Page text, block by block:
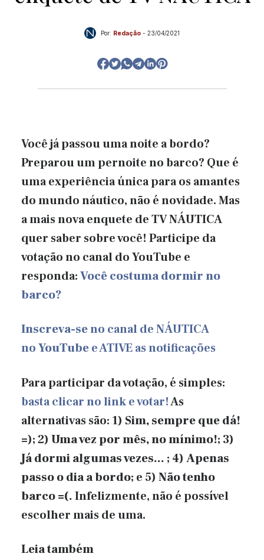
Por: Redação - 23/04/2021
Você já passou uma noite a bordo?
Preparou um pernoite no barco? Que é
uma experiência única para os amantes
do mundo náutico, não é novidade. Mas
a mais nova enquete de TV NÁUTICA
quer saber sobre você! Participe da
votação no canal do YouTube e
responda:Você costuma dormir no
barco?
Inscreva-seno canal de NÁUTICA
noYouTubee ATIVE as notificações
Para participar da votação, é simples:
basta clicar no link e votar!As
alternativas são: 1) Sim, sempre que dá!
=); 2) Uma vez por mês, no mínimo!; 3)
Já dormi algumas vezes… ; 4) Apenas
passo o dia a bordo; e 5) Não tenho
barco =(.Infelizmente, não é possível
escolher mais de uma.
Leia também